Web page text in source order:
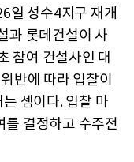
일 성수4지구 재개
과 롯데건설이 사
참여 건설사인 대
반에 따라 입찰이
셈이다. 입찰 마
를 결정하고 수주전